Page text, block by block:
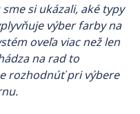
si ukázali, aké typy
výber farby na
oveľa viac než len
na rad to
rozhodnúť pri výbere